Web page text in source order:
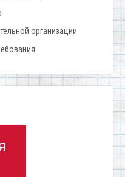
организации